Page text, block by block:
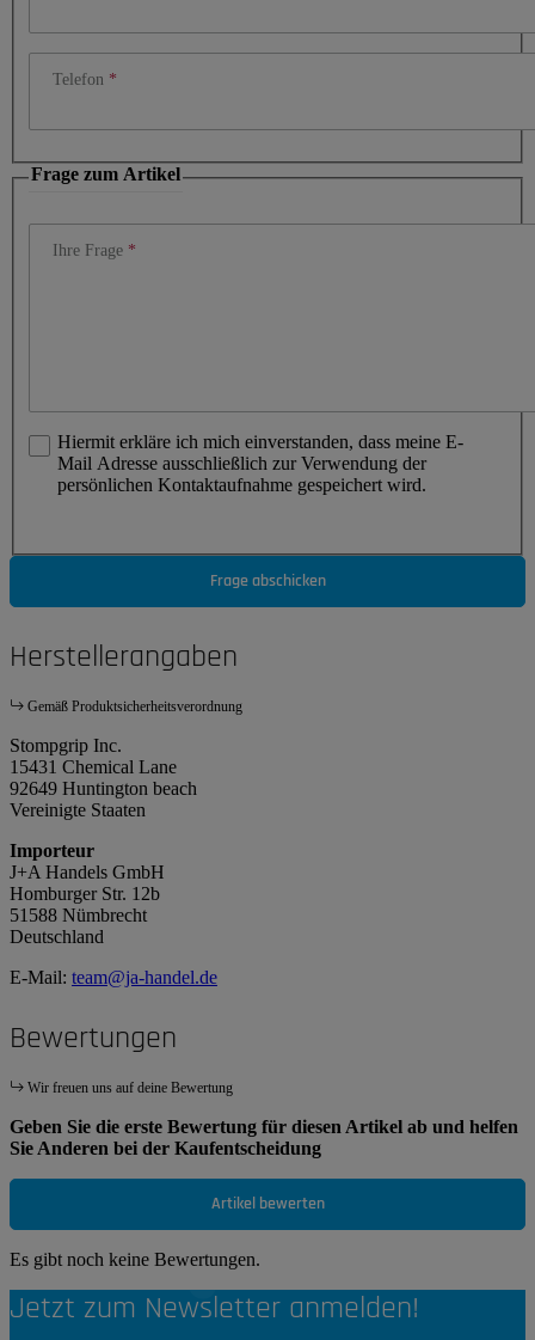
Telefon
Frage zum Artikel
Ihre Frage
Hiermit erkläre ich mich einverstanden, dass meine E-
Mail Adresse ausschließlich zur Verwendung der
persönlichen Kontaktaufnahme gespeichert wird.
Frage abschicken
Herstellerangaben
Gemäß Produktsicherheitsverordnung
Stompgrip Inc.
15431 Chemical Lane
92649 Huntington beach
Vereinigte Staaten
Importeur
J+A Handels GmbH
Homburger Str. 12b
51588 Nümbrecht
Deutschland
E-Mail: team@ja-handel.de
Bewertungen
Wir freuen uns auf deine Bewertung
Geben Sie die erste Bewertung für diesen Artikel ab und helfen
Sie Anderen bei der Kaufentscheidung
Artikel bewerten
Es gibt noch keine Bewertungen.
Jetzt zum Newsletter anmelden!